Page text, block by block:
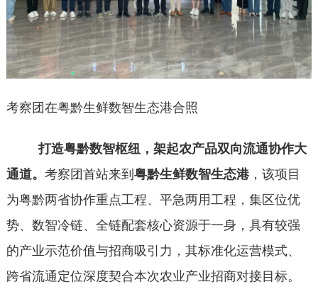
考察团在粤黔生鲜数智生态港合照
打造粤黔数智枢纽，架起农产品双向流通协作大
通道。 考察团首站来到 粤黔生鲜数智生态港，该项目
为粤黔两省协作重点工程、平急两用工程，集区位优
势、数智冷链、全链配套核心资源于一身，具有较强
的产业示范价值与招商吸引力，其标准化运营模式、
跨省流通定位深度契合本次农业产业招商对接目标。